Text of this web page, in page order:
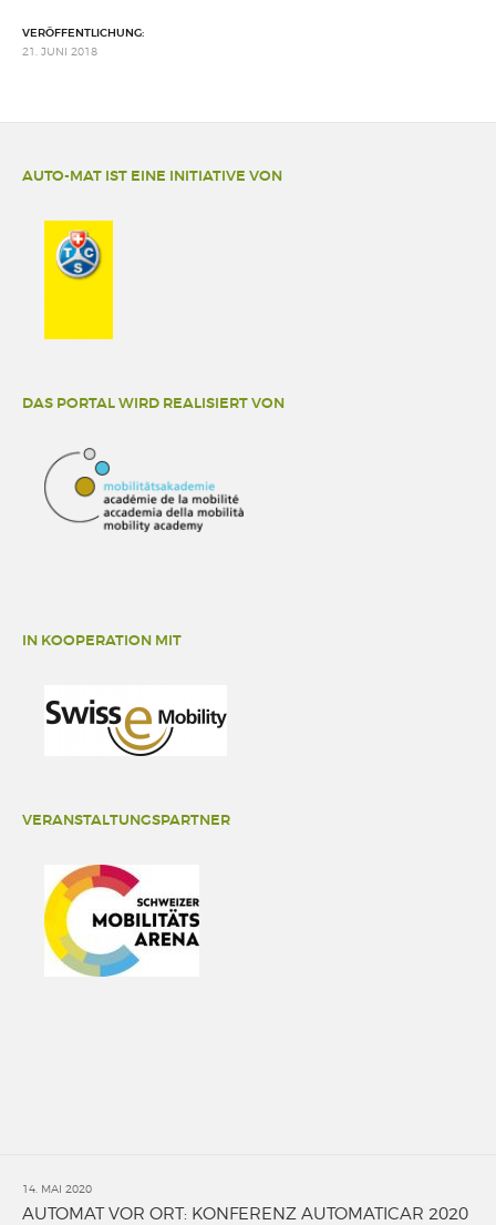
VERÖFFENTLICHUNG:
21. JUNI 2018
AUTO-MAT IST EINE INITIATIVE VON
DAS PORTAL WIRD REALISIERT VON
IN KOOPERATION MIT
VERANSTALTUNGSPARTNER
14. MAI 2020
AUTOMAT VOR ORT: KONFERENZ AUTOMATICAR 2020